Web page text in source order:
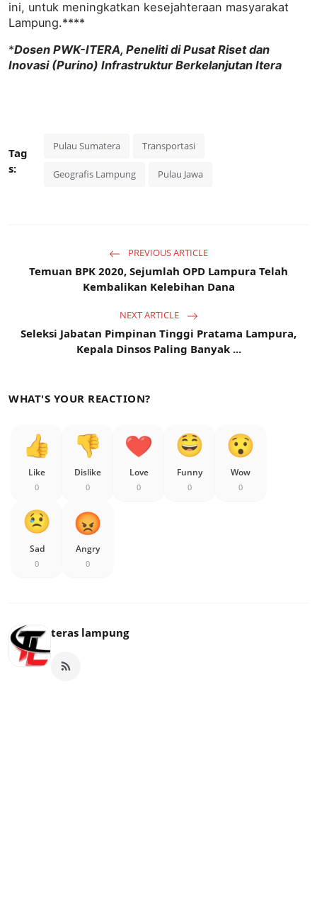
ini, untuk meningkatkan kesejahteraan masyarakat
Lampung.****
*Dosen PWK-ITERA, Peneliti di Pusat Riset dan
Inovasi (Purino) Infrastruktur Berkelanjutan Itera
Tag
s:
Pulau Sumatera Transportasi
Geografis Lampung Pulau Jawa
PREVIOUS ARTICLE
Temuan BPK 2020, Sejumlah OPD Lampura Telah
Kembalikan Kelebihan Dana
NEXT ARTICLE
Seleksi Jabatan Pimpinan Tinggi Pratama Lampura,
Kepala Dinsos Paling Banyak ...
WHAT'S YOUR REACTION?
Like
0
Dislike
0
Love
0
Funny
0
Wow
0
Sad
0
Angry
0
teras lampung